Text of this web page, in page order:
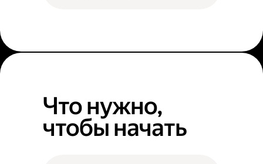
Что нужно,
чтобы начать